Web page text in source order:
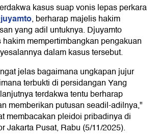
kasus suap vonis lepas perkara
, berharap majelis hakim
yang adil untuknya. Djuyamto
mempertimbangkan pengakuan
dalam kasus tersebut.
jelas bagaimana ungkapan jujur
terbukti di persidangan Yang
terdakwa tentu berharap
memberikan putusan seadil-adilnya,"
membacakan pleidoi pribadinya di
Jakarta Pusat, Rabu (5/11/2025).